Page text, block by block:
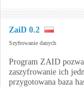
ZaiD 0.2
Szyfrowanie danych
Program ZAID
zaszyfrowanie ich
przygotowana baza